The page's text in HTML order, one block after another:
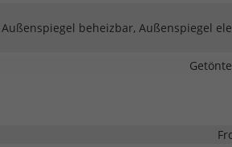
beheizbar, Außenspiegel